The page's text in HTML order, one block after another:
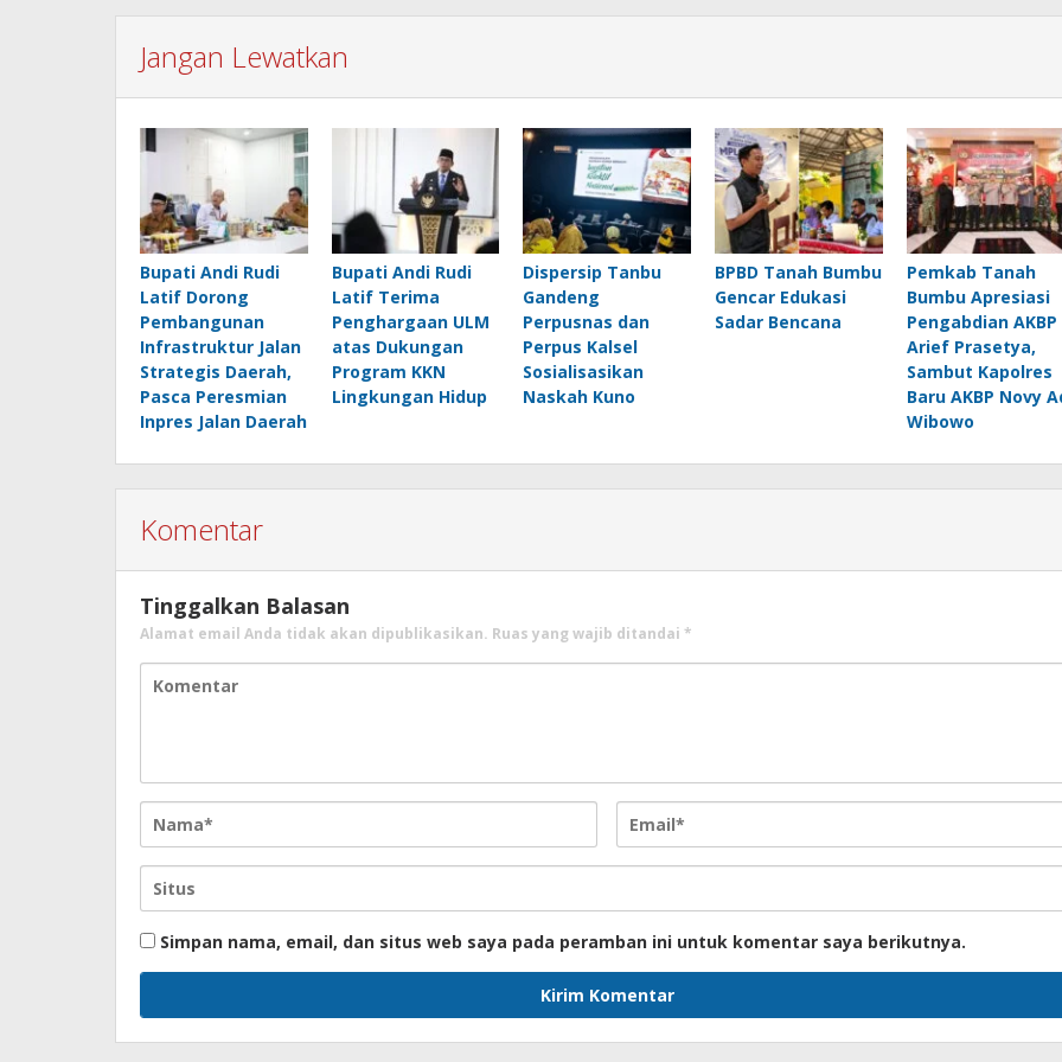
Jangan Lewatkan
Bupati Andi Rudi
Latif Dorong
Pembangunan
Infrastruktur Jalan
Strategis Daerah,
Pasca Peresmian
Inpres Jalan Daerah
Bupati Andi Rudi
Latif Terima
Penghargaan ULM
atas Dukungan
Program KKN
Lingkungan Hidup
Dispersip Tanbu
Gandeng
Perpusnas dan
Perpus Kalsel
Sosialisasikan
Naskah Kuno
BPBD Tanah Bumbu
Gencar Edukasi
Sadar Bencana
Pemkab Tanah
Bumbu Apresiasi
Pengabdian AKBP
Arief Prasetya,
Sambut Kapolres
Baru AKBP Novy
Wibowo
Komentar
Tinggalkan Balasan
Alamat email Anda tidak akan dipublikasikan. Ruas yang wajib ditandai *
Simpan nama, email, dan situs web saya pada peramban ini untuk komentar saya berikutnya.